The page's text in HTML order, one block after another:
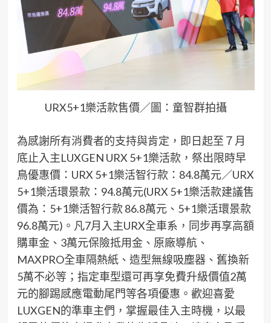
URX5+1樂活款售價／圖：童智群拍攝
為感謝所有消費者的支持與肯定，即日起至７月
底止入主LUXGEN URX 5+1樂活款，祭出限時早
鳥優惠價：URX 5+1樂活智行款：84.8萬元／URX
5+1樂活環景款：94.8萬元(URX 5+1樂活款建議售
價為：5+1樂活智行款 86.8萬元、5+1樂活環景款
96.8萬元)。凡7月入主URX全車系，同步再享高額
購車金、3萬元保險抵用金、原廠導航、
MAXPRO全車隔熱紙、造型無線吸塵器、舊換新
5萬不必等；指定車型還可再享免費升級價值2萬
元的腳踢感應電動尾門等各項優惠。歡迎喜愛
LUXGEN的準車主們，掌握最佳入主時機，以最